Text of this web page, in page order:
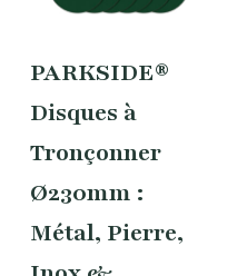
PARKSIDE®
Disques à
Tronçonner
Ø230mm :
Métal, Pierre,